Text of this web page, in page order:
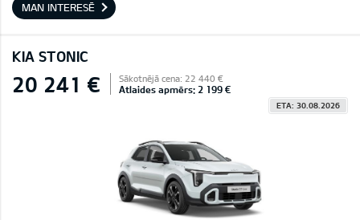
MAN INTERESĒ
KIA STONIC
20 241 € Sākotnējā cena: 22 440 €
Atlaides apmērs: 2 199 €
ETA: 30.08.2026